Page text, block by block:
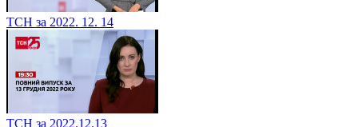
ТСН за 2022. 12. 14
ТСН за 2022.12.13